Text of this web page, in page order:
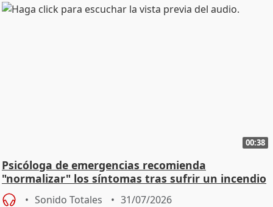
00:38
Psicóloga de emergencias recomienda
"normalizar" los síntomas tras sufrir un incendio
Sonido Totales 31/07/2026